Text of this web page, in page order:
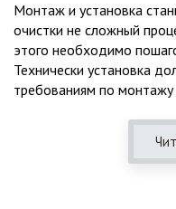
Монтаж и установка
очистки не сложный
этого необходимо
Технически установка
требованиям по
представления о
монтаж может привезти